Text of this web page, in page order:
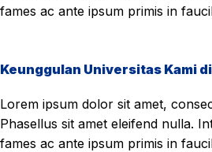
fames ac ante ipsum primis in
Keunggulan Universitas Kami
Lorem ipsum dolor sit amet,
Phasellus sit amet eleifend nulla.
fames ac ante ipsum primis in